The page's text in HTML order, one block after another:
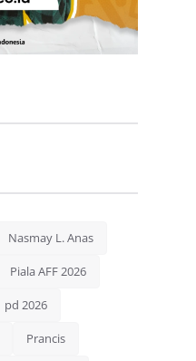
Nasmay L. Anas
Piala AFF 2026
pd 2026
Prancis